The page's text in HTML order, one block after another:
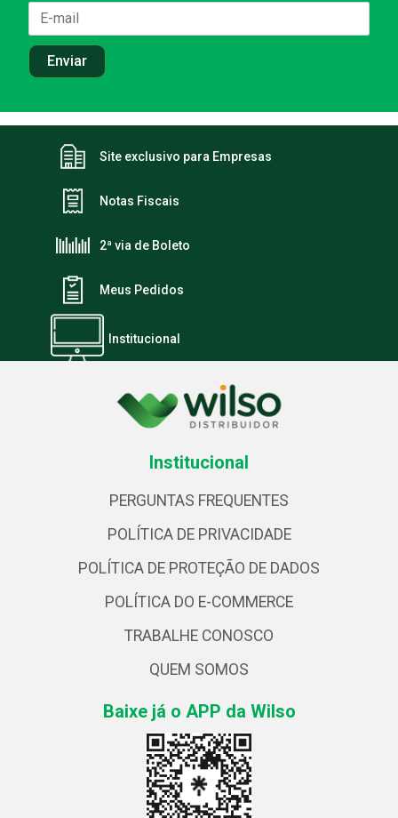
Site exclusivo para Empresas
Notas Fiscais
2ª via de Boleto
Meus Pedidos
Institucional
Institucional
PERGUNTAS FREQUENTES
POLÍTICA DE PRIVACIDADE
POLÍTICA DE PROTEÇÃO DE DADOS
POLÍTICA DO E-COMMERCE
TRABALHE CONOSCO
QUEM SOMOS
Baixe já o APP da Wilso